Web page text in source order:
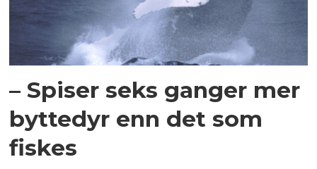
– Spiser seks ganger mer
byttedyr enn det som
fiskes